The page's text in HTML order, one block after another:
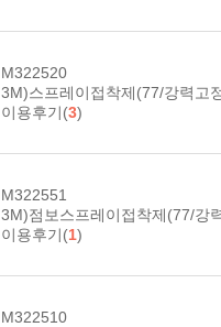
M322520
3M)스프레이접착제(77/강력고
이용후기(3)
M322551
3M)점보스프레이접착제(77/강
이용후기(1)
M322510